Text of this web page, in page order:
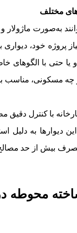
مختلف
به‌صورت ماژولار و
پروژه خود،
حتی با الگوهای
چه مسکونی، مناسب
با کنترل
به دلیل
مصرف بیش از حد
محوطه